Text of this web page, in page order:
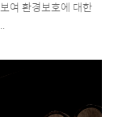
여 환경보호에 대한